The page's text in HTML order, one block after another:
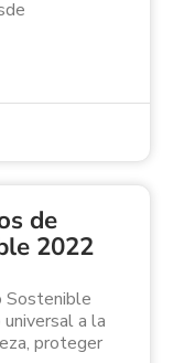
de
2022
Sostenible
a la
proteger